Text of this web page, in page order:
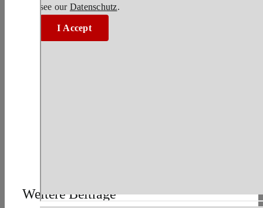
see our Datenschutz.
I Accept
Weitere Beiträge